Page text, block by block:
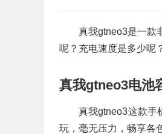
真我gtneo3是一款
呢？充电速度是多少呢
真我gtneo3电池
真我gtneo3这款手
玩，毫无压力，畅享各